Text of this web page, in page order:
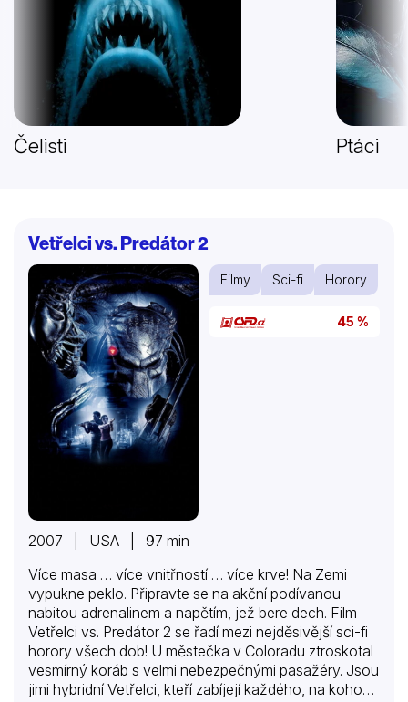
Čelisti Ptáci
Vetřelci vs. Predátor 2
Filmy Sci-fi Horory
45 %
2007 | USA | 97 min
Více masa … více vnitřností … více krve! Na Zemi
vypukne peklo. Připravte se na akční podívanou
nabitou adrenalinem a napětím, jež bere dech. Film
Vetřelci vs. Predátor 2 se řadí mezi nejděsivější sci-fi
horory všech dob! U městečka v Coloradu ztroskotal
vesmírný koráb s velmi nebezpečnými pasažéry. Jsou
jimi hybridní Vetřelci, kteří zabíjejí každého, na koho